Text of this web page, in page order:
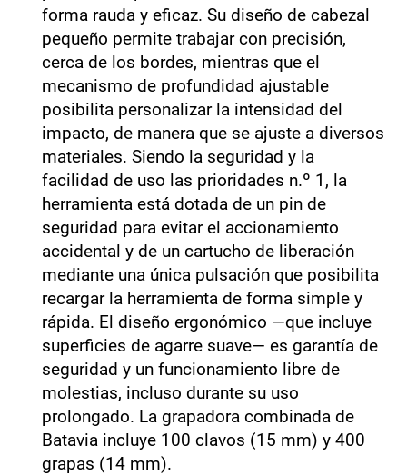
forma rauda y eficaz. Su diseño de cabezal
pequeño permite trabajar con precisión,
cerca de los bordes, mientras que el
mecanismo de profundidad ajustable
posibilita personalizar la intensidad del
impacto, de manera que se ajuste a diversos
materiales. Siendo la seguridad y la
facilidad de uso las prioridades n.º 1, la
herramienta está dotada de un pin de
seguridad para evitar el accionamiento
accidental y de un cartucho de liberación
mediante una única pulsación que posibilita
recargar la herramienta de forma simple y
rápida. El diseño ergonómico —que incluye
superficies de agarre suave— es garantía de
seguridad y un funcionamiento libre de
molestias, incluso durante su uso
prolongado. La grapadora combinada de
Batavia incluye 100 clavos (15 mm) y 400
grapas (14 mm).